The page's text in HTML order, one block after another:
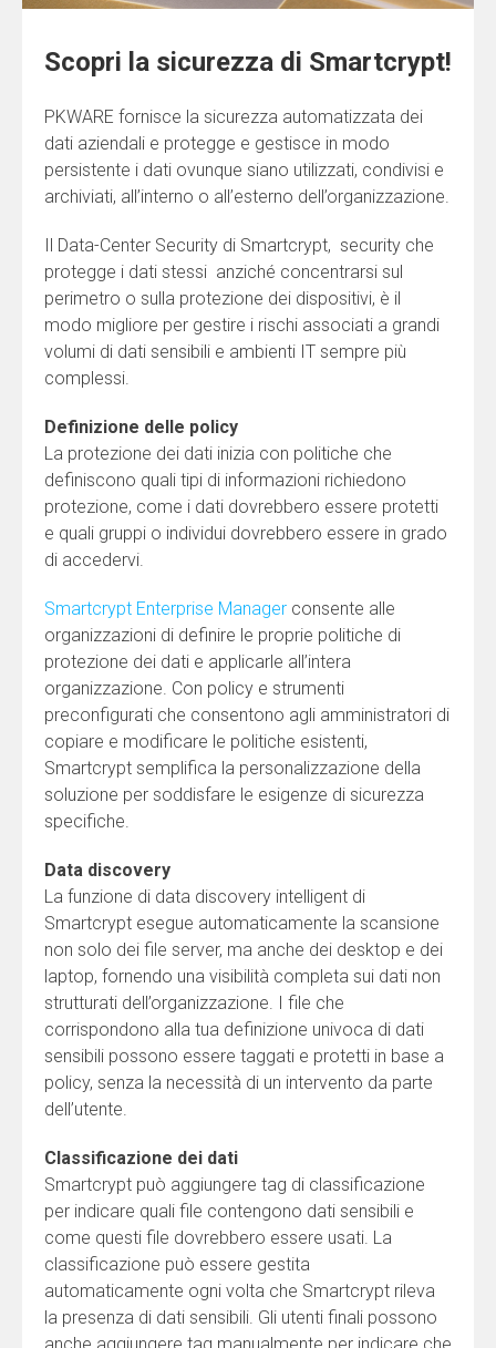
Scopri la sicurezza di Smartcrypt!
PKWARE fornisce la sicurezza automatizzata dei
dati aziendali e protegge e gestisce in modo
persistente i dati ovunque siano utilizzati, condivisi e
archiviati, all’interno o all’esterno dell’organizzazione.
Il Data-Center Security di Smartcrypt, security che
protegge i dati stessi anziché concentrarsi sul
perimetro o sulla protezione dei dispositivi, è il
modo migliore per gestire i rischi associati a grandi
volumi di dati sensibili e ambienti IT sempre più
complessi.
Definizione delle policy
La protezione dei dati inizia con politiche che
definiscono quali tipi di informazioni richiedono
protezione, come i dati dovrebbero essere protetti
e quali gruppi o individui dovrebbero essere in grado
di accedervi.
Smartcrypt Enterprise Manager consente alle
organizzazioni di definire le proprie politiche di
protezione dei dati e applicarle all’intera
organizzazione. Con policy e strumenti
preconfigurati che consentono agli amministratori di
copiare e modificare le politiche esistenti,
Smartcrypt semplifica la personalizzazione della
soluzione per soddisfare le esigenze di sicurezza
specifiche.
Data discovery
La funzione di data discovery intelligent di
Smartcrypt esegue automaticamente la scansione
non solo dei file server, ma anche dei desktop e dei
laptop, fornendo una visibilità completa sui dati non
strutturati dell’organizzazione. I file che
corrispondono alla tua definizione univoca di dati
sensibili possono essere taggati e protetti in base a
policy, senza la necessità di un intervento da parte
dell’utente.
Classificazione dei dati
Smartcrypt può aggiungere tag di classificazione
per indicare quali file contengono dati sensibili e
come questi file dovrebbero essere usati. La
classificazione può essere gestita
automaticamente ogni volta che Smartcrypt rileva
la presenza di dati sensibili. Gli utenti finali possono